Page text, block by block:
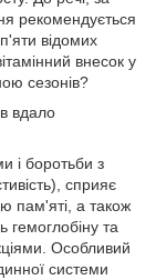
рекомендується
відомих
внесок у
сезонів?
вдало
і боротьби з
сприяє
пам'яті, а також
та
Особливий
системи